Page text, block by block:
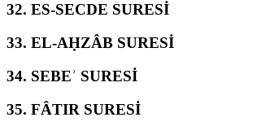
32. ES-SECDE SURESİ
33. EL-AḤZÂB SURESİ
34. SEBEʾ SURESİ
35. FÂTIR SURESİ